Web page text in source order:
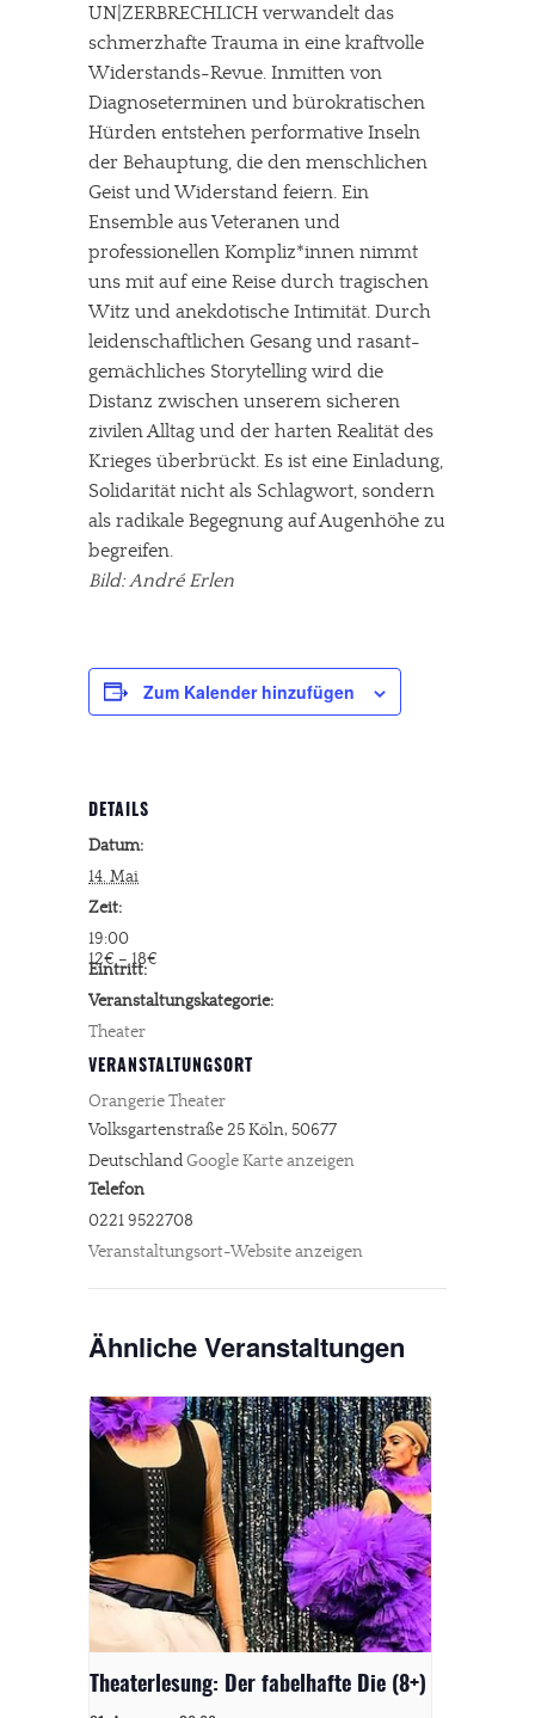
UN|ZERBRECHLICH verwandelt das
schmerzhafte Trauma in eine kraftvolle
Widerstands-Revue. Inmitten von
Diagnoseterminen und bürokratischen
Hürden entstehen performative Inseln
der Behauptung, die den menschlichen
Geist und Widerstand feiern. Ein
Ensemble aus Veteranen und
professionellen Kompliz*innen nimmt
uns mit auf eine Reise durch tragischen
Witz und anekdotische Intimität. Durch
leidenschaftlichen Gesang und rasant-
gemächliches Storytelling wird die
Distanz zwischen unserem sicheren
zivilen Alltag und der harten Realität des
Krieges überbrückt. Es ist eine Einladung,
Solidarität nicht als Schlagwort, sondern
als radikale Begegnung auf Augenhöhe zu
begreifen.
Bild: André Erlen
Zum Kalender hinzufügen
DETAILS
Datum:
14. Mai
Zeit:
19:00
Eintritt:
12€ – 18€
Veranstaltungskategorie:
Theater
VERANSTALTUNGSORT
Orangerie Theater
Volksgartenstraße 25Köln, 50677
DeutschlandGoogle Karte anzeigen
Telefon
0221 9522708
Veranstaltungsort-Website anzeigen
Ähnliche Veranstaltungen
Theaterlesung: Der fabelhafte Die (8+)